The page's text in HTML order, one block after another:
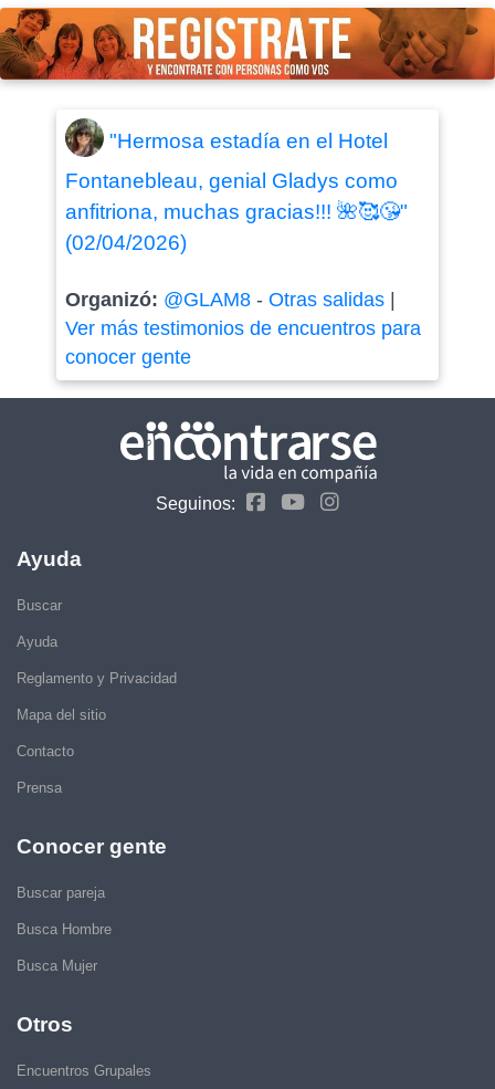
"Hermosa estadía en el Hotel
Fontanebleau, genial Gladys como
anfitriona, muchas gracias!!! 🌺🥰😘"
(02/04/2026)
Organizó: @GLAM8- Otras salidas|
Ver más testimonios de encuentros para
conocer gente
Seguinos:
Ayuda
Buscar
Ayuda
Reglamento y Privacidad
Mapa del sitio
Contacto
Prensa
Conocer gente
Buscar pareja
Busca Hombre
Busca Mujer
Otros
Encuentros Grupales